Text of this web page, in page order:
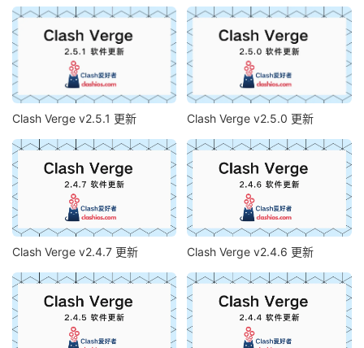
Clash Verge v2.5.1 更新 Clash Verge v2.5.0 更新
Clash Verge v2.4.7 更新 Clash Verge v2.4.6 更新